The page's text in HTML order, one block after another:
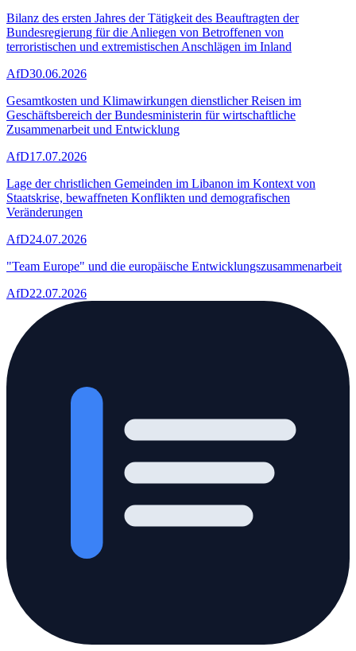
Bilanz des ersten Jahres der Tätigkeit des Beauftragten der
Bundesregierung für die Anliegen von Betroffenen von
terroristischen und extremistischen Anschlägen im Inland
AfD30.06.2026
Gesamtkosten und Klimawirkungen dienstlicher Reisen im
Geschäftsbereich der Bundesministerin für wirtschaftliche
Zusammenarbeit und Entwicklung
AfD17.07.2026
Lage der christlichen Gemeinden im Libanon im Kontext von
Staatskrise, bewaffneten Konflikten und demografischen
Veränderungen
AfD24.07.2026
"Team Europe" und die europäische Entwicklungszusammenarbeit
AfD22.07.2026